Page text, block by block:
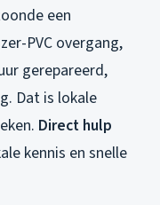
een
PVC overgang,
gerepareerd,
Dat is lokale
Direct hulp
kennis en snelle